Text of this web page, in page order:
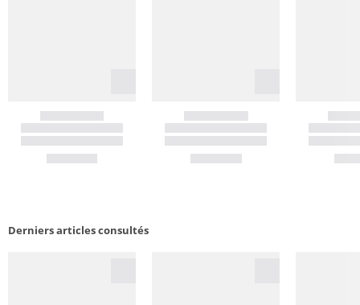
Derniers articles consultés